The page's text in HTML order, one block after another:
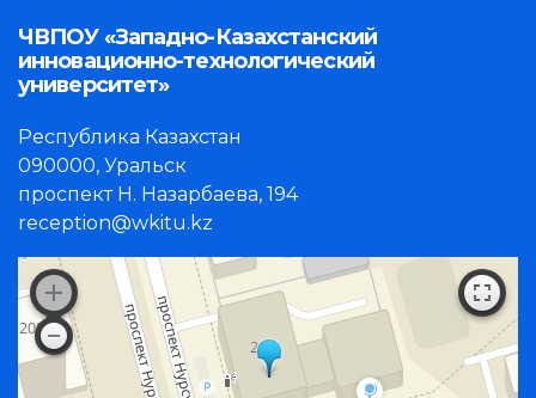
ЧВПОУ «Западно-Казахстанский
инновационно-технологический
университет»
Республика Казахстан
090000, Уральск
проспект Н. Назарбаева, 194
reception@wkitu.kz